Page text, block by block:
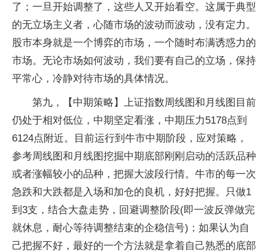
了；一旦开始调整了，这些人又开始看空。这属于典型
的无立场主义者，心随市场的波动而波动，没有定力。
股市本身就是一个博弈的市场，一个随时布满诱惑力的
市场。无论市场如何波动，我们要有自己的立场，保持
平常心，冷静对待市场的具体情况。
第九，【中期策略】上证指数周线图和月线图目前
仍处于相对低位，中期坚定看涨，中期压力5178点到
6124点附近。目前运行到牛市中期阶段，应对策略，
参考周线图和月线图挖掘中期底部刚刚启动的活跃品种
或者涨幅较小的品种，把握大波段行情。牛市的每一次
急跌和大跌都是入场和加仓的良机，好好把握。只做1
到3支，结合大盘走势，回避调整阶段(即一波反弹做完
就休息，耐心等待调整结束的企稳信号)；如果认为自
己把握不好，最好的一个方法就是拿着自己熟悉的底部